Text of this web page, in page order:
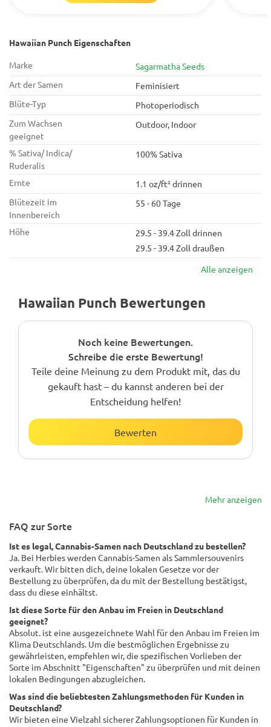
Hawaiian Punch Eigenschaften
Marke
Sagarmatha Seeds
Art der Samen
Feminisiert
Blüte-Typ
Photoperiodisch
Zum Wachsen
geeignet
Outdoor, Indoor
% Sativa/ Indica/
Ruderalis
100% Sativa
Ernte
1.1 oz/ft² drinnen
Blütezeit im
Innenbereich
55 - 60 Tage
Höhe
29.5 - 39.4 Zoll drinnen
29.5 - 39.4 Zoll draußen
Alle anzeigen
Hawaiian Punch Bewertungen
Noch keine Bewertungen.
Schreibe die erste Bewertung!
Teile deine Meinung zu dem Produkt mit, das du
gekauft hast – du kannst anderen bei der
Entscheidung helfen!
Bewerten
Mehr anzeigen
FAQ zur Sorte
Ist es legal, Cannabis-Samen nach Deutschland zu bestellen?
Ja. Bei Herbies werden Cannabis-Samen als Sammlersouvenirs
verkauft. Wir bitten dich, deine lokalen Gesetze vor der
Bestellung zu überprüfen, da du mit der Bestellung bestätigst,
dass du diese einhältst.
Ist diese Sorte für den Anbau im Freien in Deutschland
geeignet?
Absolut. ist eine ausgezeichnete Wahl für den Anbau im Freien im
Klima Deutschlands. Um die bestmöglichen Ergebnisse zu
gewährleisten, empfehlen wir, die spezifischen Vorlieben der
Sorte im Abschnitt "Eigenschaften" zu überprüfen und mit deinen
lokalen Bedingungen abzugleichen.
Was sind die beliebtesten Zahlungsmethoden für Kunden in
Deutschland?
Wir bieten eine Vielzahl sicherer Zahlungsoptionen für Kunden in